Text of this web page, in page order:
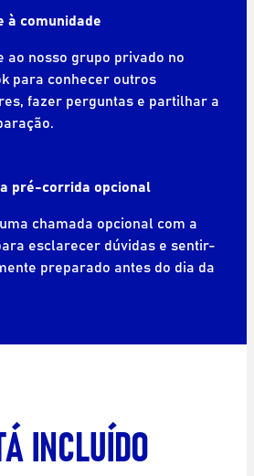
à comunidade
ao nosso grupo privado no
para conhecer outros
fazer perguntas e partilhar a
pré-corrida opcional
chamada opcional com a
esclarecer dúvidas e sentir-
preparado antes do dia da
INCLUÍDO